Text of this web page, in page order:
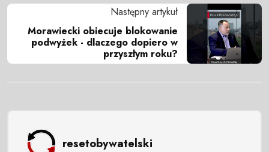
Następny artykuł
Morawiecki obiecuje blokowanie
podwyżek - dlaczego dopiero w
przyszłym roku?
resetobywatelski